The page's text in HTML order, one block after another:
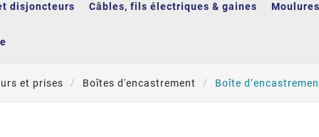
disjoncteurs Câbles, fils électriques & gaines
et prises Boîtes d'encastrement Boîte